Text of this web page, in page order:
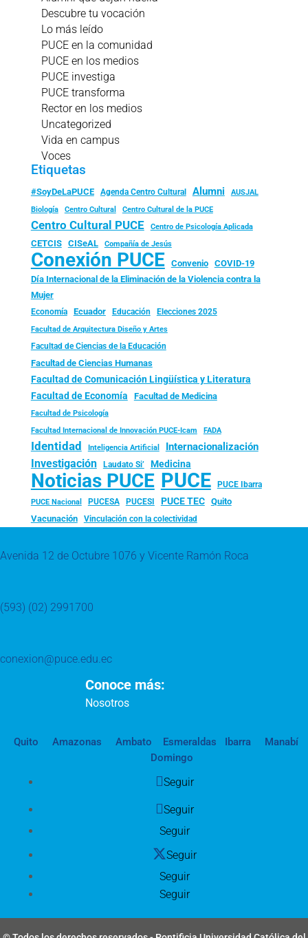
Descubre tu vocación
Lo más leído
PUCE en la comunidad
PUCE en los medios
PUCE investiga
PUCE transforma
Rector en los medios
Uncategorized
Vida en campus
Voces
Etiquetas
#SoyDeLaPUCE Agenda Centro Cultural Alumni
AUSJAL
Biología
Centro Cultural Centro Cultural de la PUCE
Centro Cultural PUCE Centro de Psicología Aplicada
CETCIS CISeAL Compañía de Jesús
Conexión PUCE Convenio
COVID-19
Día Internacional de la Eliminación de la Violencia contra la
Mujer
Economía Ecuador Educación Elecciones 2025
Facultad de Arquitectura Diseño y Artes
Facultad de Ciencias de la Educación
Facultad de Ciencias Humanas
Facultad de Comunicación Lingüística y Literatura
Facultad de Economía Facultad de Medicina
Facultad de Psicología
Facultad Internacional de Innovación PUCE-Icam FADA
Identidad Inteligencia Artificial Internacionalización
Investigación Laudato Si’ Medicina
Noticias PUCE PUCE PUCE Ibarra
PUCE Nacional PUCESA PUCESI PUCE TEC
Quito
Vacunación
Vinculación con la colectividad
Avenida 12 de Octubre 1076 y Vicente Ramón Roca
(593) (02) 2991700
conexion@puce.edu.ec
Conoce más:
Nosotros
Quito Amazonas Ambato Esmeraldas Ibarra
Manabí
Domingo
Seguir
Seguir
Seguir
Seguir
Seguir
Seguir